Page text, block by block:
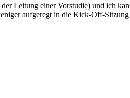
Leitung einer Vorstudie) und ich
aufgeregt in die Kick-Off-